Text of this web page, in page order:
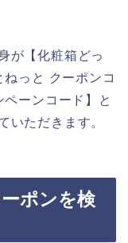
が【化粧箱どっ
っと クーポンコ
ーンコード】と
いただきます。
ポンを検